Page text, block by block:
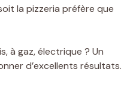
la pizzeria préfère que
à gaz, électrique ? Un
d’excellents résultats.